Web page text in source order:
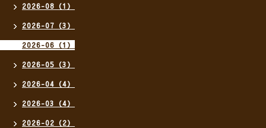
2026-08（1）
2026-07（3）
2026-06（1）
2026-05（3）
2026-04（4）
2026-03（4）
2026-02（2）